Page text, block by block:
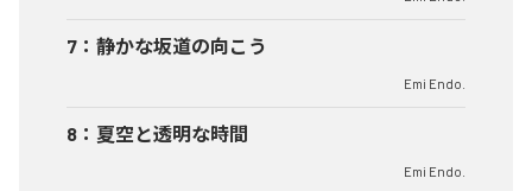
7 ： 静かな坂道の向こう
Emi Endo.
8 ： 夏空と透明な時間
Emi Endo.